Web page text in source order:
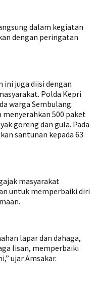
dalam kegiatan
dengan peringatan
ini juga diisi dengan
Polda Kepri
warga Sembulang.
500 paket
goreng dan gula. Pada
santunan kepada 63
masyarakat
untuk memperbaiki diri
lapar dan dahaga,
lisan, memperbaiki
ujar Amsakar.